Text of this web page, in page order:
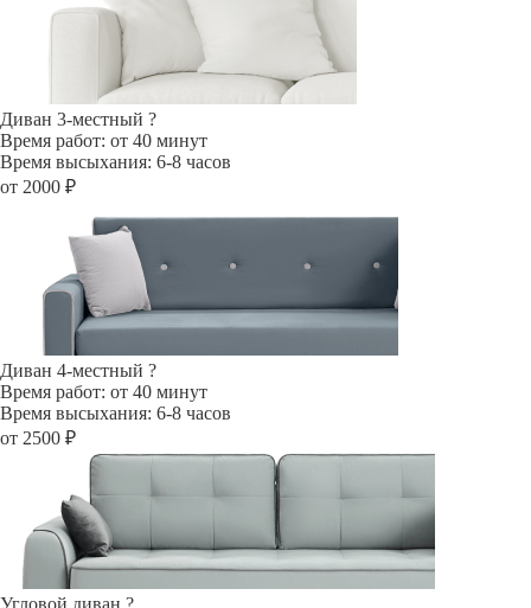
Диван 3-местный ?
Время работ: от 40 минут
Время высыхания: 6-8 часов
от 2000 ₽
Диван 4-местный ?
Время работ: от 40 минут
Время высыхания: 6-8 часов
от 2500 ₽
Угловой диван ?